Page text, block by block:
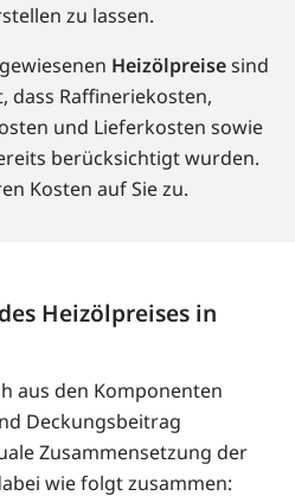
zu lassen.
Heizölpreisesind
dass Raffineriekosten,
und Lieferkosten sowie
berücksichtigt wurden.
Kosten auf Sie zu.
Heizölpreises in
aus den Komponenten
Deckungsbeitrag
Zusammensetzung der
wie folgt zusammen: